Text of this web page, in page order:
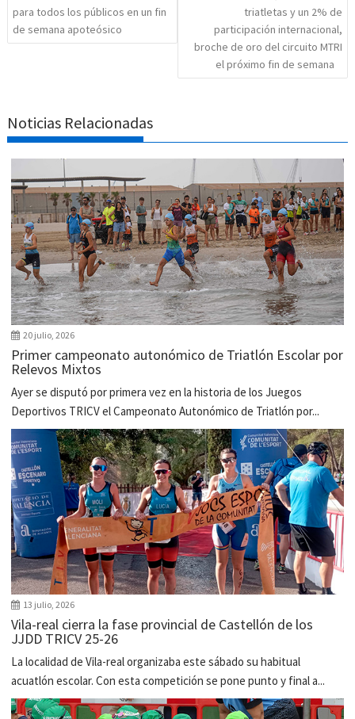
para todos los públicos en un fin
de semana apoteósico
triatletas y un 2% de
participación internacional,
broche de oro del circuito MTRI
el próximo fin de semana
Noticias Relacionadas
20 julio, 2026
Primer campeonato autonómico de Triatlón Escolar por
Relevos Mixtos
Ayer se disputó por primera vez en la historia de los Juegos
Deportivos TRICV el Campeonato Autonómico de Triatlón por...
13 julio, 2026
Vila-real cierra la fase provincial de Castellón de los
JJDD TRICV 25-26
La localidad de Vila-real organizaba este sábado su habitual
acuatlón escolar. Con esta competición se pone punto y final a...